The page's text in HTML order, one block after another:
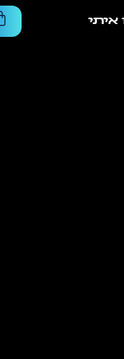
איתי